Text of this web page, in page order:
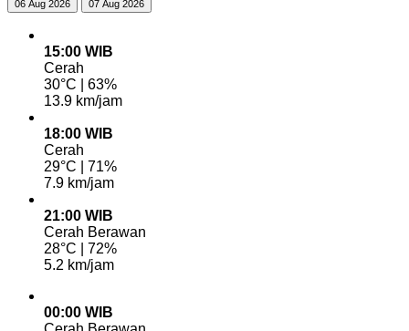
06 Aug 2026 07 Aug 2026
15:00 WIB
Cerah
30°C | 63%
13.9 km/jam
18:00 WIB
Cerah
29°C | 71%
7.9 km/jam
21:00 WIB
Cerah Berawan
28°C | 72%
5.2 km/jam
00:00 WIB